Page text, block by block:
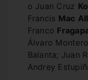
o Juan Cruz
Francis Mac
Franco
Álvaro
Balanta; Juan
Andrey